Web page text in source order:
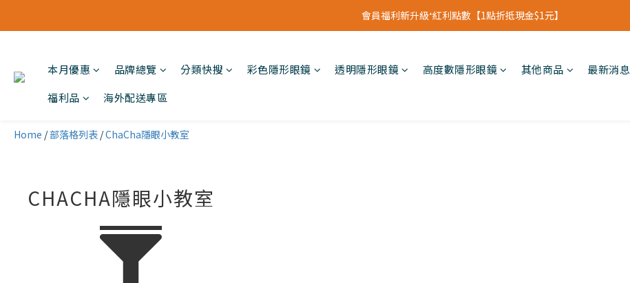
立即加入會員領【$200購物金】首次消費即可折抵
會員福利新升級⁺紅利點數【1點折抵現金$1元】
本月優惠 品牌總覽 分類快搜 彩色隱形眼鏡 透明隱形眼鏡 高度數隱形眼鏡 其他商品 最新消息
福利品
海外配送專區
Home /部落格列表 /ChaCha隱眼小教室
CHACHA隱眼小教室